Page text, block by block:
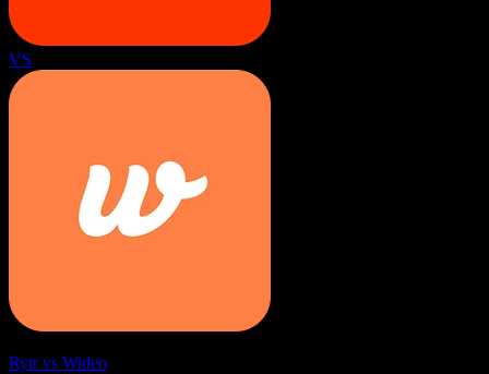
VS
Rytr vs Wideo